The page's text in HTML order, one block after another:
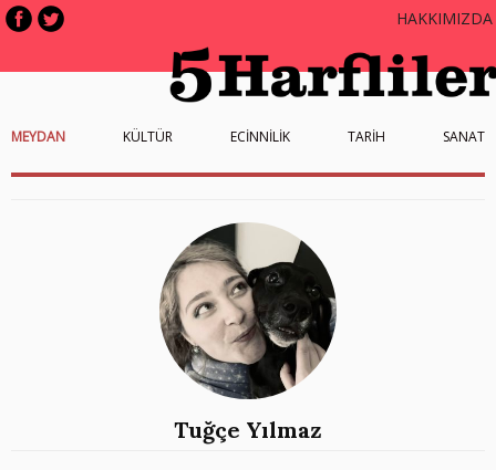
HAKKIMIZDA
MEYDAN KÜLTÜR ECİNNİLİK TARİH SANAT
Tuğçe Yılmaz